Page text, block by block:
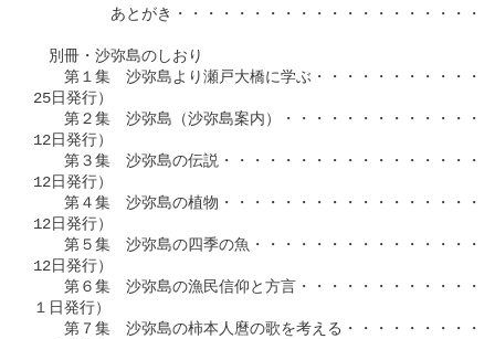
あとがき・・・・・・・・・・・・・・・・・・・・・
別冊・沙弥島のしおり
第１集　沙弥島より瀬戸大橋に学ぶ・・・・・・・・・・・
25日発行）
第２集　沙弥島（沙弥島案内）・・・・・・・・・・・・・
12日発行）
第３集　沙弥島の伝説・・・・・・・・・・・・・・・・・
12日発行）
第４集　沙弥島の植物・・・・・・・・・・・・・・・・・
12日発行）
第５集　沙弥島の四季の魚・・・・・・・・・・・・・・・
12日発行）
第６集　沙弥島の漁民信仰と方言・・・・・・・・・・・・
１日発行）
第７集　沙弥島の柿本人麿の歌を考える・・・・・・・・・